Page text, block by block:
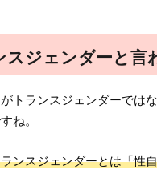
スジェンダーと言
トランスジェンダーでは
ね。
ンスジェンダーとは「性